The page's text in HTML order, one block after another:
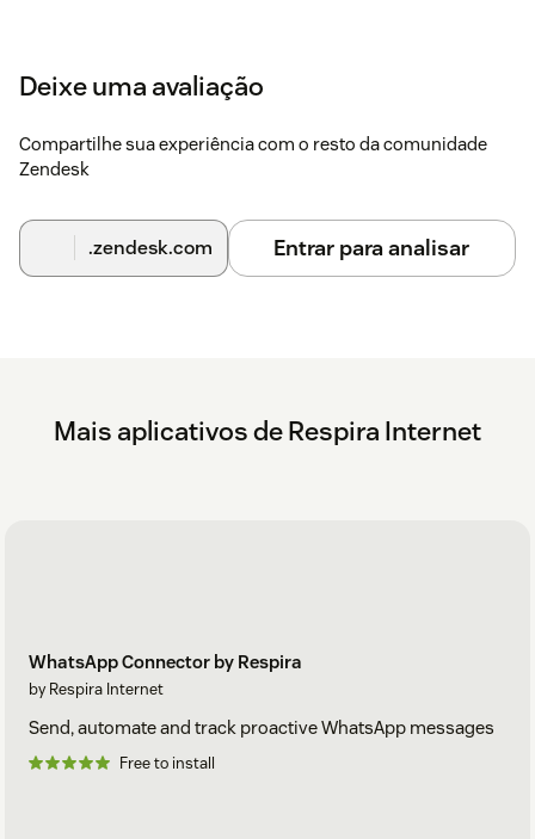
Deixe uma avaliação
Compartilhe sua experiência com o resto da comunidade
Zendesk
.zendesk.com Entrar para analisar
Mais aplicativos de Respira Internet
WhatsApp Connector by Respira
by Respira Internet
Send, automate and track proactive WhatsApp messages
Free to install